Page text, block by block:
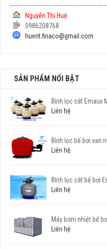
Nguyễn Thị Huệ
0986208768
huent.finaco@gmail.com
SẢN PHẨM NỔI BẬT
Bình lọc cát Emaux
Liên hệ
Bình lọc bể bơi van
Liên hệ
Bình lọc cát bể bơi
Liên hệ
Máy bơm nhiệt bể
Liên hệ